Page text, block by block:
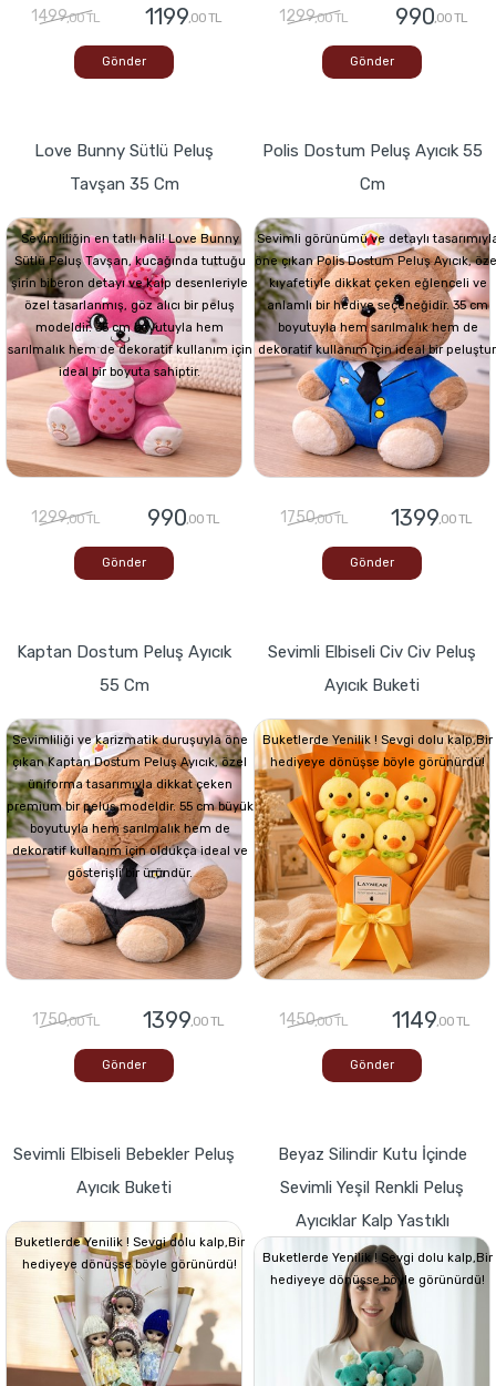
1499,00 TL 1199,00 TL
Gönder
1299,00 TL 990,00 TL
Gönder
Love Bunny Sütlü Peluş
Tavşan 35 Cm
Sevimliliğin en tatlı hali! Love Bunny
Sütlü Peluş Tavşan, kucağında tuttuğu
şirin biberon detayı ve kalp desenleriyle
özel tasarlanmış, göz alıcı bir peluş
modeldir. 35 cm boyutuyla hem
sarılmalık hem de dekoratif kullanım için
ideal bir boyuta sahiptir.
1299,00 TL 990,00 TL
Gönder
Polis Dostum Peluş Ayıcık 55
Cm
Sevimli görünümü ve detaylı
öne çıkan Polis Dostum Peluş Ayıcık,
kıyafetiyle dikkat çeken eğlenceli ve
anlamlı bir hediye seçeneğidir. 35 cm
boyutuyla hem sarılmalık hem de
dekoratif kullanım için ideal bir
1750,00 TL 1399,00 TL
Gönder
Kaptan Dostum Peluş Ayıcık
55 Cm
Sevimliliği ve karizmatik duruşuyla öne
çıkan Kaptan Dostum Peluş Ayıcık, özel
üniforma tasarımıyla dikkat çeken
premium bir peluş modeldir. 55 cm büyük
boyutuyla hem sarılmalık hem de
dekoratif kullanım için oldukça ideal ve
gösterişli bir üründür.
1750,00 TL 1399,00 TL
Gönder
Sevimli Elbiseli Civ Civ Peluş
Ayıcık Buketi
Buketlerde Yenilik ! Sevgi dolu kalp,Bir
hediyeye dönüşse böyle görünürdü!
1450,00 TL 1149,00 TL
Gönder
Sevimli Elbiseli Bebekler Peluş
Ayıcık Buketi
Buketlerde Yenilik ! Sevgi dolu kalp,Bir
hediyeye dönüşse böyle görünürdü!
Beyaz Silindir Kutu İçinde
Sevimli Yeşil Renkli Peluş
Ayıcıklar Kalp Yastıklı
Buketlerde Yenilik ! Sevgi dolu kalp,Bir
hediyeye dönüşse böyle görünürdü!